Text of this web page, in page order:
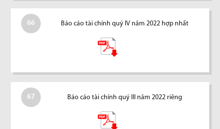
66 Báo cáo tài chính quý IV năm 2022 hợp nhất
67 Báo cáo tài chính quý III năm 2022 riêng